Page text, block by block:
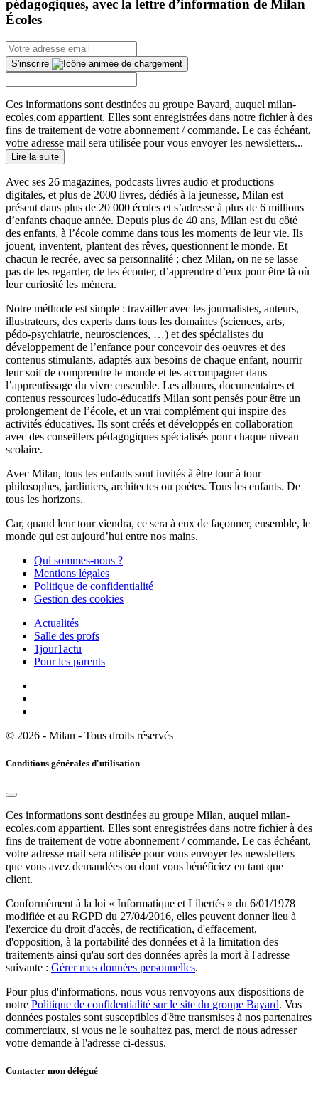
pédagogiques, avec la lettre d’information de Milan
Écoles
S'inscrire
Ces informations sont destinées au groupe Bayard, auquel milan-
ecoles.com appartient. Elles sont enregistrées dans notre fichier à des
fins de traitement de votre abonnement / commande. Le cas échéant,
votre adresse mail sera utilisée pour vous envoyer les newsletters...
Lire la suite
Avec ses 26 magazines, podcasts livres audio et productions
digitales, et plus de 2000 livres, dédiés à la jeunesse, Milan est
présent dans plus de 20 000 écoles et s’adresse à plus de 6 millions
d’enfants chaque année. Depuis plus de 40 ans, Milan est du côté
des enfants, à l’école comme dans tous les moments de leur vie. Ils
jouent, inventent, plantent des rêves, questionnent le monde. Et
chacun le recrée, avec sa personnalité ; chez Milan, on ne se lasse
pas de les regarder, de les écouter, d’apprendre d’eux pour être là où
leur curiosité les mènera.
Notre méthode est simple : travailler avec les journalistes, auteurs,
illustrateurs, des experts dans tous les domaines (sciences, arts,
pédo-psychiatrie, neurosciences, …) et des spécialistes du
développement de l’enfance pour concevoir des oeuvres et des
contenus stimulants, adaptés aux besoins de chaque enfant, nourrir
leur soif de comprendre le monde et les accompagner dans
l’apprentissage du vivre ensemble. Les albums, documentaires et
contenus ressources ludo-éducatifs Milan sont pensés pour être un
prolongement de l’école, et un vrai complément qui inspire des
activités éducatives. Ils sont créés et développés en collaboration
avec des conseillers pédagogiques spécialisés pour chaque niveau
scolaire.
Avec Milan, tous les enfants sont invités à être tour à tour
philosophes, jardiniers, architectes ou poètes. Tous les enfants. De
tous les horizons.
Car, quand leur tour viendra, ce sera à eux de façonner, ensemble, le
monde qui est aujourd’hui entre nos mains.
Qui sommes-nous ?
Mentions légales
Politique de confidentialité
Gestion des cookies
Actualités
Salle des profs
1jour1actu
Pour les parents
© 2026 - Milan - Tous droits réservés
Conditions générales d'utilisation
Ces informations sont destinées au groupe Milan, auquel milan-
ecoles.com appartient. Elles sont enregistrées dans notre fichier à des
fins de traitement de votre abonnement / commande. Le cas échéant,
votre adresse mail sera utilisée pour vous envoyer les newsletters
que vous avez demandées ou dont vous bénéficiez en tant que
client.
Conformément à la loi « Informatique et Libertés » du 6/01/1978
modifiée et au RGPD du 27/04/2016, elles peuvent donner lieu à
l'exercice du droit d'accès, de rectification, d'effacement,
d'opposition, à la portabilité des données et à la limitation des
traitements ainsi qu'au sort des données après la mort à l'adresse
suivante : Gérer mes données personnelles.
Pour plus d'informations, nous vous renvoyons aux dispositions de
notre Politique de confidentialité sur le site du groupe Bayard. Vos
données postales sont susceptibles d'être transmises à nos partenaires
commerciaux, si vous ne le souhaitez pas, merci de nous adresser
votre demande à l'adresse ci-dessus.
Contacter mon délégué